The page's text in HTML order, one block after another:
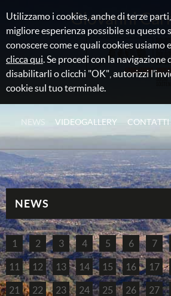
Utilizzamo i cookies, anche di terze
migliore esperienza possibile su questo
conoscere come e quali cookies usiamo
clicca qui. Se procedi con la navigazione
disabilitarli o clicchi "OK", autorizzi
cookie sul tuo terminale.
Giovanni
NEWS VIDEOGALLERY CONTATTI
NEWS
1 2 3 4 5 6 7
11 12 13 14 15 16 17
21 22 23 24 25 26 27